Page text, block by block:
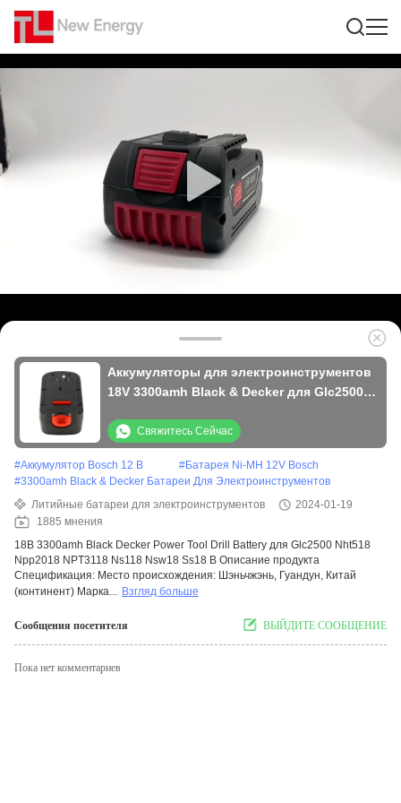
Аккумуляторы для электроинструментов
18V 3300amh Black & Decker для Glc2500
Свяжитесь Сейчас
#Аккумулятор Bosch 12 В #Батарея Ni-MH 12V Bosch
#3300amh Black & Decker Батареи Для Электроинструментов
Литийные батареи для электроинструментов
2024-01-19
1885 мнения
18В 3300amh Black Decker Power Tool Drill Battery для Glc2500 Nht518
Npp2018 NPT3118 Ns118 Nsw18 Ss18 B Описание продукта
Спецификация: Место происхождения: Шэньчжэнь, Гуандун, Китай
(континент) Марка... Взгляд больше
Сообщения посетителя ВЫЙДИТЕ СООБЩЕНИЕ
Пока нет комментариев